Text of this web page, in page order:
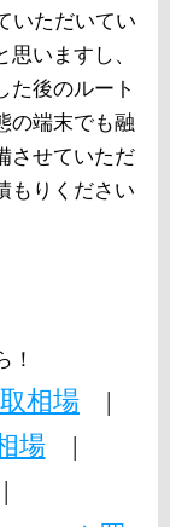
いただいてい
いますし、
た後のルート
の端末でも融
させていただ
もりください
！
相場 |
場|